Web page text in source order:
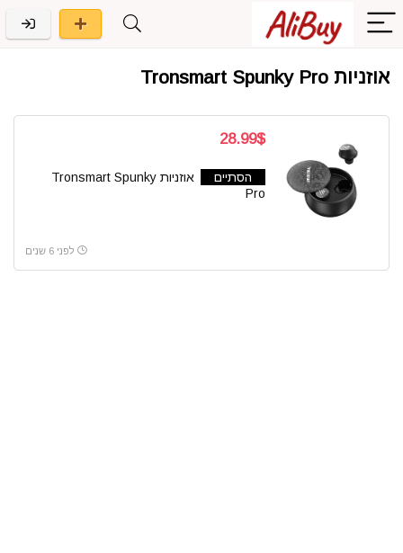
אוזניות Tronsmart Spunky Pro
28.99$
הסתיים
אוזניות Tronsmart Spunky
Pro
לפני 6 שנים